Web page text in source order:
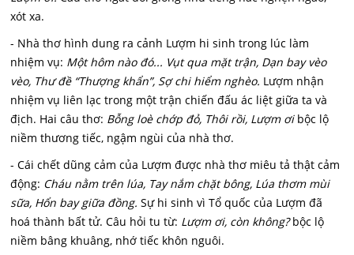
xót xa.
- Nhà thơ hình dung ra cảnh Lượm hi sinh trong lúc làm
nhiệm vụ: Một hôm nào đó... Vụt qua mặt trận, Dạn bay vèo
vèo, Thư đề “Thượng khẩn”, Sợ chi hiểm nghèo. Lượm nhận
nhiệm vụ liên lạc trong một trận chiến đấu ác liệt giữa ta và
địch. Hai câu thơ: Bỗng loè chớp đỏ, Thôi rồi, Lượm ơibộc lộ
niềm thương tiếc, ngậm ngùi của nhà thơ.
- Cái chết dũng cảm của Lượm được nhà thơ miêu tả thật cảm
động: Cháu nằm trên lúa, Tay nắm chặt bông, Lúa thơm mùi
sữa, Hổn bay giữa đồng. Sự hi sinh vì Tổ quốc của Lượm đã
hoá thành bất tử. Câu hỏi tu từ: Lượm ơi, còn không?bộc lộ
niềm bâng khuâng, nhớ tiếc khôn nguôi.